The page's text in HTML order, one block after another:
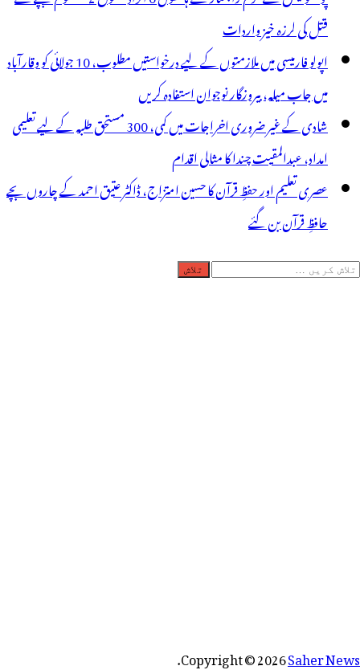
قتل کی لرزہ خیز واردات
اپولو فارمیسی میں ملازمتوں کے لیے درخواستیں مطلوب، 10 جولائی کو وقارآباد
میں جاب میلہ، بیروزگار نوجوان استفادہ کریں
شادی کے غیر ضروری اخراجات میں کمی، 300 مستحق طلبہ کے لیے تعلیمی
امداد، عبدالمقیت چندا کا مثالی اقدام
عصری تعلیم اور حفظِ قرآن کا حسین امتزاج، ڈاکٹر عتیق احمد کے چاروں بچے
حافظِ قرآن بن گئے
تلاش
Copyright © 2026Saher News
.